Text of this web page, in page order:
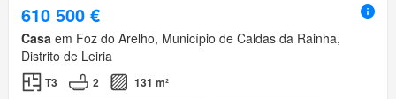
610 500 €
Casa em Foz do Arelho, Município de Caldas da Rainha,
Distrito de Leiria
T3 2 131 m²